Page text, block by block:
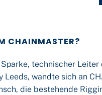
CHAINMASTER?
technischer Leiter
Leeds, wandte sich an
die bestehende